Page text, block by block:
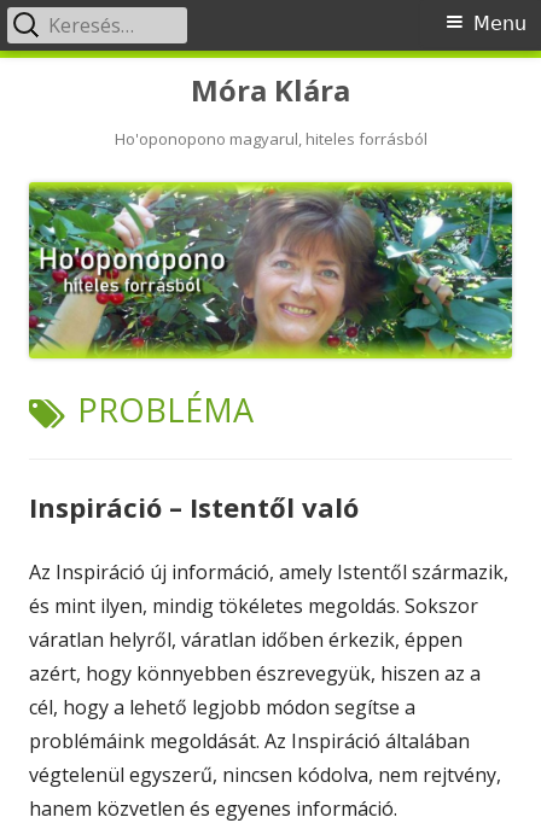
Móra Klára
Ho'oponopono magyarul, hiteles forrásból
Primary
Menu
Keresés:
TAG:
PROBLÉMA
Inspiráció – Istentől való
Az Inspiráció új információ, amely Istentől származik,
és mint ilyen, mindig tökéletes megoldás. Sokszor
váratlan helyről, váratlan időben érkezik, éppen
azért, hogy könnyebben észrevegyük, hiszen az a
cél, hogy a lehető legjobb módon segítse a
problémáink megoldását. Az Inspiráció általában
végtelenül egyszerű, nincsen kódolva, nem rejtvény,
hanem közvetlen és egyenes információ.